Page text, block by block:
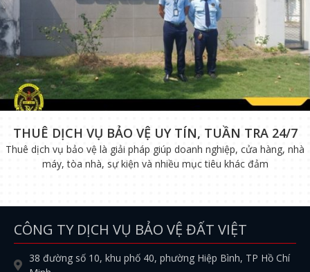
THUÊ DỊCH VỤ BẢO VỆ UY TÍN, TUẦN TRA 24/7
Thuê dịch vụ bảo vệ là giải pháp giúp doanh nghiệp, cửa hàng, nhà
máy, tòa nhà, sự kiện và nhiều mục tiêu khác đảm
CÔNG TY DỊCH VỤ BẢO VỆ ĐẤT VIỆT
38 đường số 10, khu phố 40, phường Hiệp Bình, TP Hồ Chí